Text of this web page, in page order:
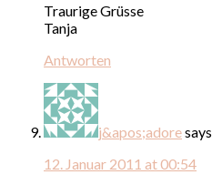
Traurige Grüsse
Tanja
Antworten
j&apos;adoresays
12. Januar 2011 at 00:54